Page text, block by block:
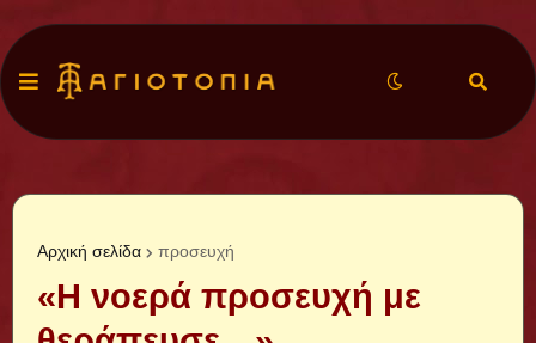
Αρχική σελίδα προσευχή
«Η νοερά προσευχή με